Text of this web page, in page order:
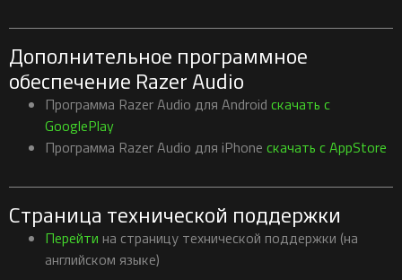
Дополнительное программное
обеспечение Razer Audio
Программа Razer Audio для Android скачать с
GooglePlay
Программа Razer Audio для iPhone скачать с AppStore
Страница технической поддержки
Перейти на страницу технической поддержки (на
английском языке)